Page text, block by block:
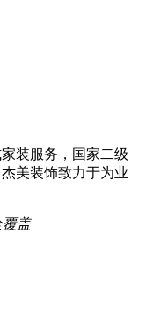
装服务，国家二级
杰美装饰致力于为业
覆盖